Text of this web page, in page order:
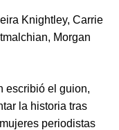
Knightley, Carrie
Morgan
escribió el guion,
la historia tras
periodistas